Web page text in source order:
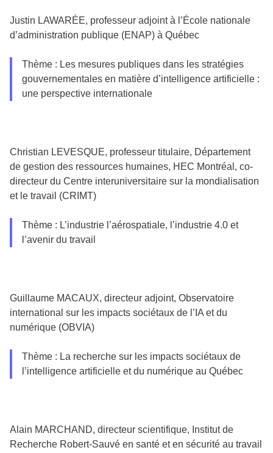
Justin LAWARÉE, professeur adjoint à l’École nationale
d’administration publique (ENAP) à Québec
Thème : Les mesures publiques dans les stratégies
gouvernementales en matière d’intelligence artificielle :
une perspective internationale
Christian LEVESQUE, professeur titulaire, Département
de gestion des ressources humaines, HEC Montréal, co-
directeur du Centre interuniversitaire sur la mondialisation
et le travail (CRIMT)
Thème : L’industrie l’aérospatiale, l’industrie 4.0 et
l’avenir du travail
Guillaume MACAUX, directeur adjoint, Observatoire
international sur les impacts sociétaux de l’IA et du
numérique (OBVIA)
Thème : La recherche sur les impacts sociétaux de
l’intelligence artificielle et du numérique au Québec
Alain MARCHAND, directeur scientifique, Institut de
Recherche Robert-Sauvé en santé et en sécurité au travail